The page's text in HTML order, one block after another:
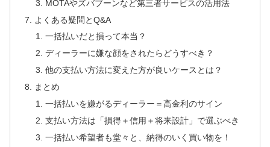
MOTAやズバブーンなど第三者サービスの活用法
よくある疑問とQ&A
一括払いだと損って本当？
ディーラーに嫌な顔をされたらどうすべき？
他の支払い方法に変えた方が良いケースとは？
まとめ
一括払いを嫌がるディーラー＝高金利のサイン
支払い方法は「損得＋信用＋将来設計」で選ぶべき
一括払い希望者も堂々と、納得のいく買い物を！